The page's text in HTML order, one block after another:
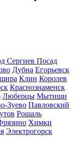
Сергиев Посад
Дубна Егорьевск
Клин Королев
Краснознаменск
Люберцы Мытищи
Зуево Павловский
Рошаль
Химки
Электрогорск